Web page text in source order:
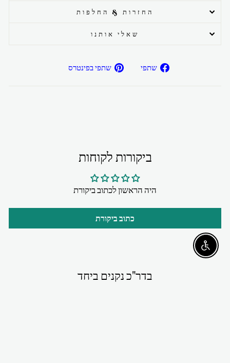
החזרות & החלפות
שאלי אותנו
שתפי
שתפ/י שתפי בפינטרס
ביקורות לקוחות
היה הראשון לכתוב ביקורת
כתוב ביקורת
בדר"כ נקנים ביחד
Enable accessibility